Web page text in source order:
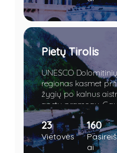
mados korifėjai –
Prada, Armani ir
Pietų Tirolis
UNESCO
regionas kasmet
žygių po kalnus
apstu pramogų.
vietomis net
nesuglumkite
paskanaukite
štrudelio.
23
Vietovės
160
ai